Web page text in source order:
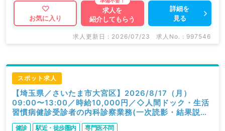
お気に入り
求人を
紹介してもらう
詳細を
見る
求人更新日 : 2026/07/23 求人No. : 997546
スポット求人
【埼玉県／さいたま市大宮区】2026/8/17（月）
09:00〜13:00／時給10,000円／◇人間ドック・生活
習慣病健診受診者の内科診察業務(一次読影・結果説明
含む)◇／内科
健診 駅近・徒歩圏内 専門医不問